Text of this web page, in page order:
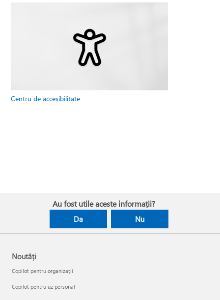
Centru de accesibilitate
Au fost utile aceste informații?
Da Nu
Noutăți
Copilot pentru organizații
Copilot pentru uz personal